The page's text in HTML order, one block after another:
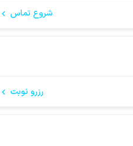
شروع تماس
رزرو نوبت